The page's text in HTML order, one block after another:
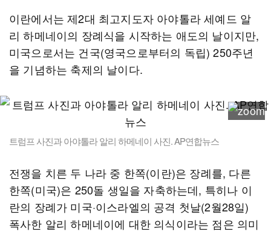
이란에서는 제2대 최고지도자 아야톨라 세예드 알
리 하메네이의 장례식을 시작하는 애도의 날이지만,
미국으로서는 건국(영국으로부터의 독립) 250주년
을 기념하는 축제의 날이다.
트럼프 사진과 아야톨라 알리 하메네이 사진. AP연합뉴스
전쟁을 치른 두 나라 중 한쪽(이란)은 장례를, 다른
한쪽(미국)은 250돌 생일을 자축하는데, 특히나 이
란의 장례가 미국·이스라엘의 공격 첫날(2월28일)
폭사한 알리 하메네이에 대한 의식이라는 점은 의미